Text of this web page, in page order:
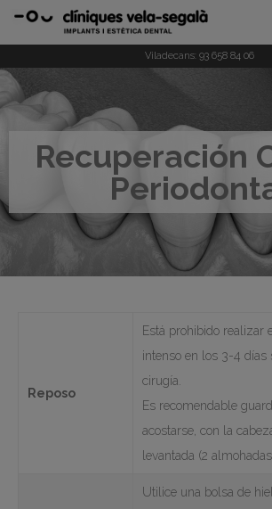
Viladecans: 93 658 84 06
Recuperación
Reposo
Está prohibido realizar
intenso en los 3-4 días
cirugía.
Es recomendable
acostarse, con la
levantada (2
Utilice una bolsa de